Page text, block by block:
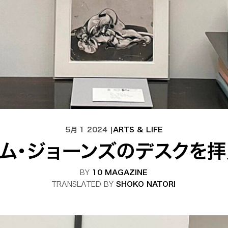
5月 1 2024 | ARTS & LIFE
・ジョーンズのデスクを
BY 10 MAGAZINE
TRANSLATED BYSHOKO NATORI